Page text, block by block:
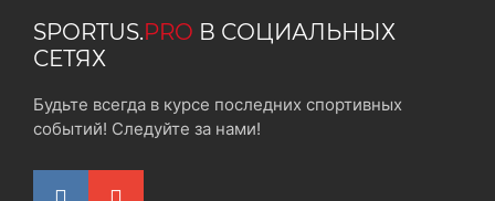
SPORTUS.PRO В СОЦИАЛЬНЫХ
СЕТЯХ
Будьте всегда в курсе последних спортивных
событий! Следуйте за нами!